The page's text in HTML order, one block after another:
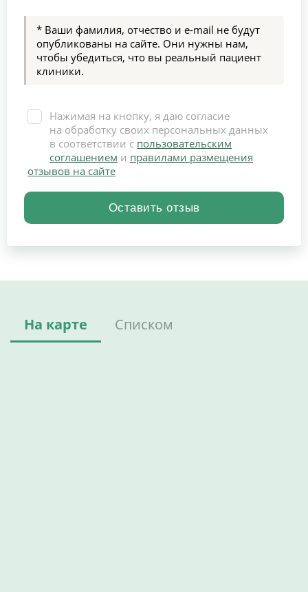
* Ваши фамилия, отчество и e-mail не будут
опубликованы на сайте. Они нужны нам,
чтобы убедиться, что вы реальный пациент
клиники.
Нажимая на кнопку, я даю согласие
на обработку своих персональных данных
в соответствии с пользовательским
соглашением и правилами размещения
отзывов на сайте
На карте Списком